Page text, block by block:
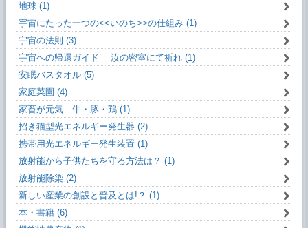
地球 (1)
宇宙にたった一つの<<いのち>>の仕組み (1)
宇宙の法則 (3)
宇宙への帰還ガイド 汝の密室にて祈れ (1)
安眠バスタオル (5)
家庭菜園 (4)
家畜が元気 牛・豚・鶏 (1)
招き猫型光エネルギー発生器 (2)
携帯用光エネルギー発生装置 (1)
放射能から子供たちを守る方法は？ (1)
放射能除染 (2)
新しい産業の創設と普及とは!？ (1)
本・書籍 (6)